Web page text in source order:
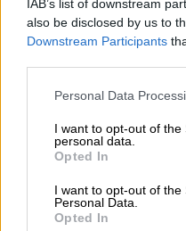
IAB’s list of downstream
also be disclosed by us to
Downstream Participants
Please note that this
not limited to your visit or
grant or deny consent to
use your data for below
consent section.
Personal Data
I want to opt-out of the
personal data.
Opted In
I want to opt-out of the
Personal Data.
Opted In
Αθλητισμός |06.06.2022